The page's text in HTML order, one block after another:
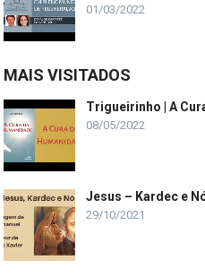
01/03/2022
MAIS VISITADOS
Trigueirinho | A
08/05/2022
Jesus – Kardec e
29/10/2021